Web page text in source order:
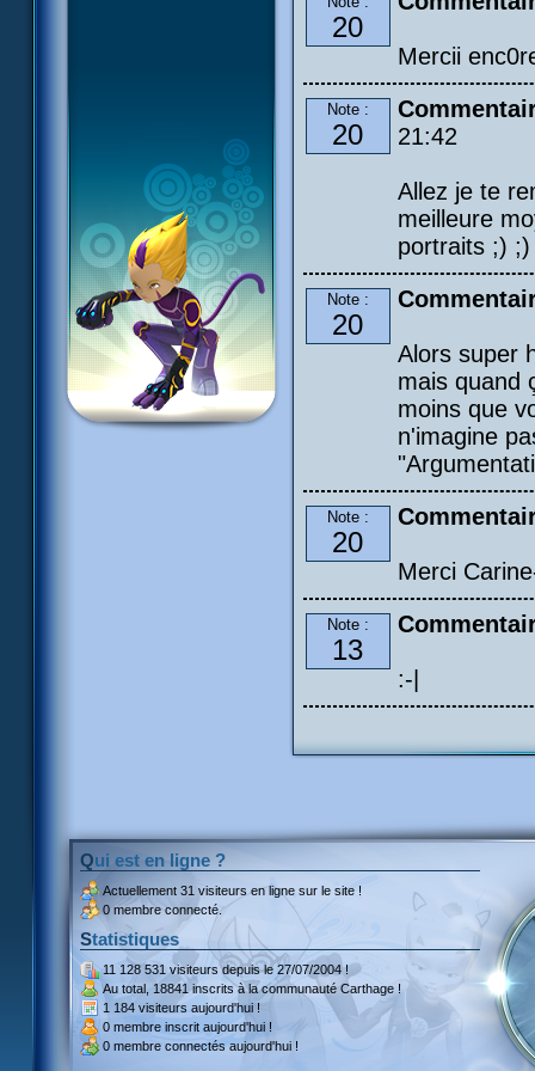
20
Mercii
Note :
20
21:42
Allez je te
meilleure
portraits ;)
Note :
20
Alors super
mais quand
moins que
n'imagine
Note :
20
Merci
Note :
13
:-|
Qui est en ligne ?
Actuellement 31 visiteurs en ligne sur le site !
0 membre connecté.
Statistiques
11 128 531 visiteursdepuis le 27/07/2004 !
Au total, 18841 inscritsà la communauté Carthage !
1 184 visiteurs aujourd'hui !
0 membre inscrit aujourd'hui !
0 membre connectés aujourd'hui !